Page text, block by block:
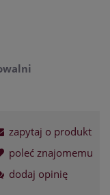
zapytaj o produkt
poleć znajomemu
dodaj opinię